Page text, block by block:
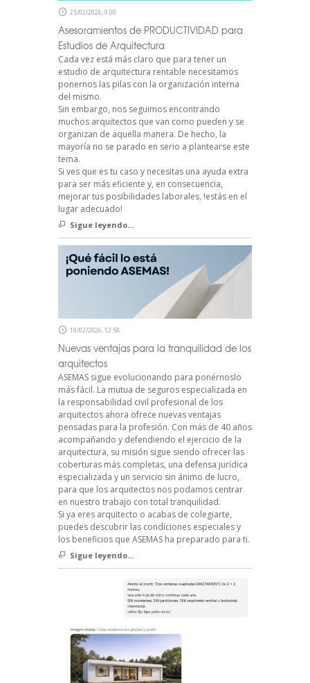
25/02/2026, 9:00
Asesoramientos de PRODUCTIVIDAD para
Estudios de Arquitectura
Cada vez está más claro que para tener un
estudio de arquitectura rentable necesitamos
ponernos las pilas con la organización interna
del mismo.
Sin embargo, nos seguimos encontrando
muchos arquitectos que van como pueden y se
organizan de aquella manera. De hecho, la
mayoría no se parado en serio a plantearse este
tema.
Si ves que es tu caso y necesitas una ayuda extra
para ser más eficiente y, en consecuencia,
mejorar tus posibilidades laborales, !estás en el
lugar adecuado!
Sigue leyendo...
10/02/2026, 12:58
Nuevas ventajas para la tranquilidad de los
arquitectos
ASEMAS sigue evolucionando para ponérnoslo
más fácil. La mutua de seguros especializada en
la responsabilidad civil profesional de los
arquitectos ahora ofrece nuevas ventajas
pensadas para la profesión. Con más de 40 años
acompañando y defendiendo el ejercicio de la
arquitectura, su misión sigue siendo ofrecer las
coberturas más completas, una defensa jurídica
especializada y un servicio sin ánimo de lucro,
para que los arquitectos nos podamos centrar
en nuestro trabajo con total tranquilidad.
Si ya eres arquitecto o acabas de colegiarte,
puedes descubrir las condiciones especiales y
los beneficios que ASEMAS ha preparado para ti.
Sigue leyendo...